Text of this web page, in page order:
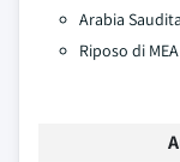
Arabia Saudita
Riposo di MEA